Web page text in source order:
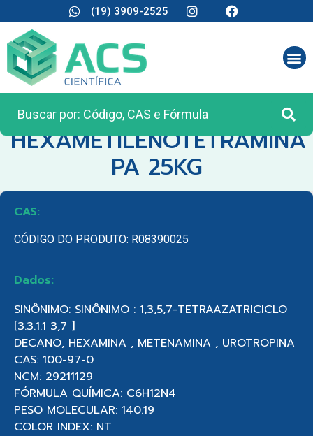
(19) 3909-2525
CATEGORIA: MATÉRIA PRIMA
HEXAMETILENOTETRAMINA
PA 25KG
CAS:
CÓDIGO DO PRODUTO: R08390025
Dados:
SINÔNIMO: SINÔNIMO : 1,3,5,7-TETRAAZATRICICLO
[3.3.1.1 3,7 ]
DECANO, HEXAMINA , METENAMINA , UROTROPINA
CAS: 100-97-0
NCM: 29211129
FÓRMULA QUÍMICA: C6H12N4
PESO MOLECULAR: 140.19
COLOR INDEX: NT